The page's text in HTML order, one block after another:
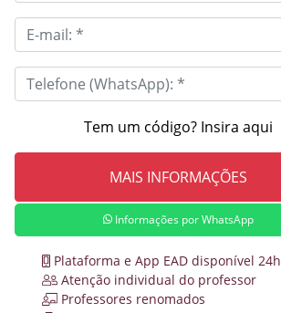
Tem um código? Insira aqui
Informações por WhatsApp
Plataforma e App EAD disponível 24h
Atenção individual do professor
Professores renomados